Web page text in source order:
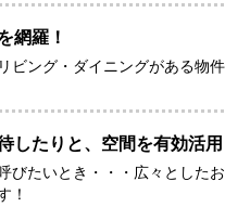
網羅！
ビング・ダイニングがある物
したりと、空間を有効活用
びたいとき・・・広々とした
！